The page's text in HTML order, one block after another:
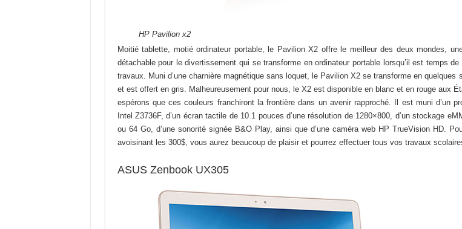
HP Pavilion x2
Moitié tablette, motié ordinateur portable, le Pavilion X2 offre le meilleur des deux mondes,
détachable pour le divertissement qui se transforme en ordinateur portable lorsqu’il est temps de
travaux. Muni d’une charnière magnétique sans loquet, le Pavilion X2 se transforme en quelques
et est offert en gris. Malheureusement pour nous, le X2 est disponible en blanc et en rouge aux
espérons que ces couleurs franchiront la frontière dans un avenir rapproché. Il est muni d’un
Intel Z3736F, d’un écran tactile de 10.1 pouces d’une résolution de 1280×800, d’un stockage
ou 64 Go, d’une sonorité signée B&O Play, ainsi que d’une caméra web HP TrueVision HD.
avoisinant les 300$, vous aurez beaucoup de plaisir et pourrez effectuer tous vos travaux
ASUS Zenbook UX305